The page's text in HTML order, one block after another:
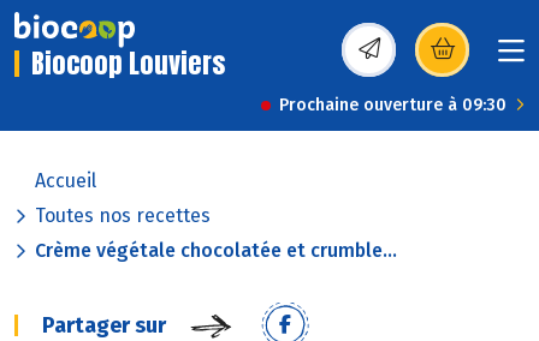
Biocoop Louviers (s’ouvre dans une
Prochaine ouverture à 09:30
Accueil
Toutes nos recettes
Crème végétale chocolatée et crumble...
Partager sur